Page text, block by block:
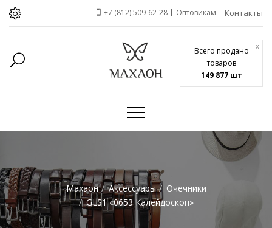
Всего продано
товаров
149 877 шт
x
+7 (812) 509-62-28 Оптовикам Контакты
Махаон Аксессуары
Очечники
GLS1 «0653 Калейдоскоп»